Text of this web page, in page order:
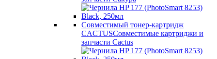
Совместимый тонер-картридж
CACTUSСовместимые картриджи и
запчасти Cactus